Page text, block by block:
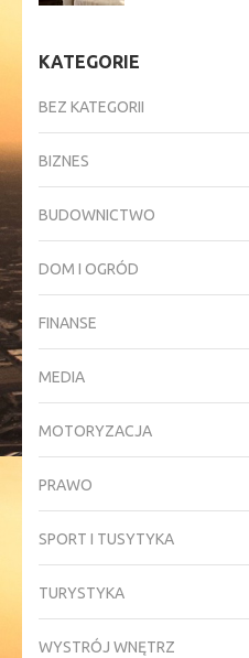
KATEGORIE
BEZ KATEGORII
BIZNES
BUDOWNICTWO
DOM I OGRÓD
FINANSE
MEDIA
MOTORYZACJA
PRAWO
SPORT I TUSYTYKA
TURYSTYKA
WYSTRÓJ WNĘTRZ